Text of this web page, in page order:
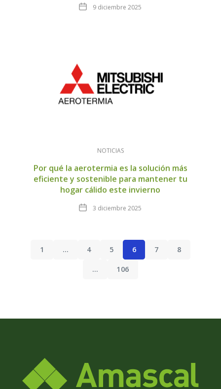
Fecha9 diciembre 2025
NOTICIAS
Por qué la aerotermia es la solución más
eficiente y sostenible para mantener tu
hogar cálido este invierno
Fecha3 diciembre 2025
1 … 4 5 6 7 8
… 106